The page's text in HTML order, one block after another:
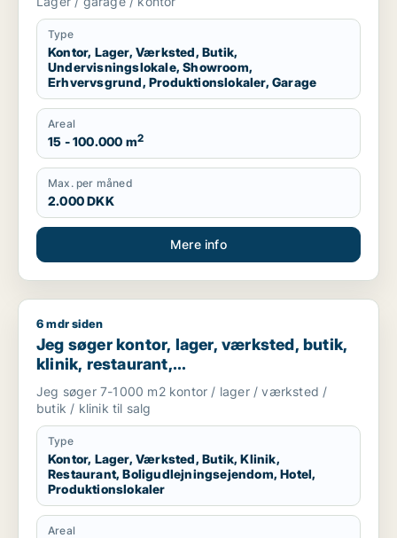
garage til leje i Region Sjælland eller
Nordsjælland
Type
Kontor, Lager, Værksted, Butik,
Undervisningslokale, Showroom,
Erhvervsgrund, Produktionslokaler, Garage
Areal
15 - 100.000 m2
Max. per måned
2.000 DKK
Mere info
Jeg søger kontor, lager, værksted, butik, klinik, restaurant,
6 mdr siden
Jeg søger kontor, lager, værksted, butik,
klinik, restaurant,
boligudlejningsejendom, hotel eller
produktionslokaler til salg i Vordingborg,
Guldborgsund eller Lolland
Jeg søger 7-1000 m2 kontor / lager / værksted /
butik / klinik til salg
Type
Kontor, Lager, Værksted, Butik, Klinik,
Restaurant, Boligudlejningsejendom, Hotel,
Produktionslokaler
Areal